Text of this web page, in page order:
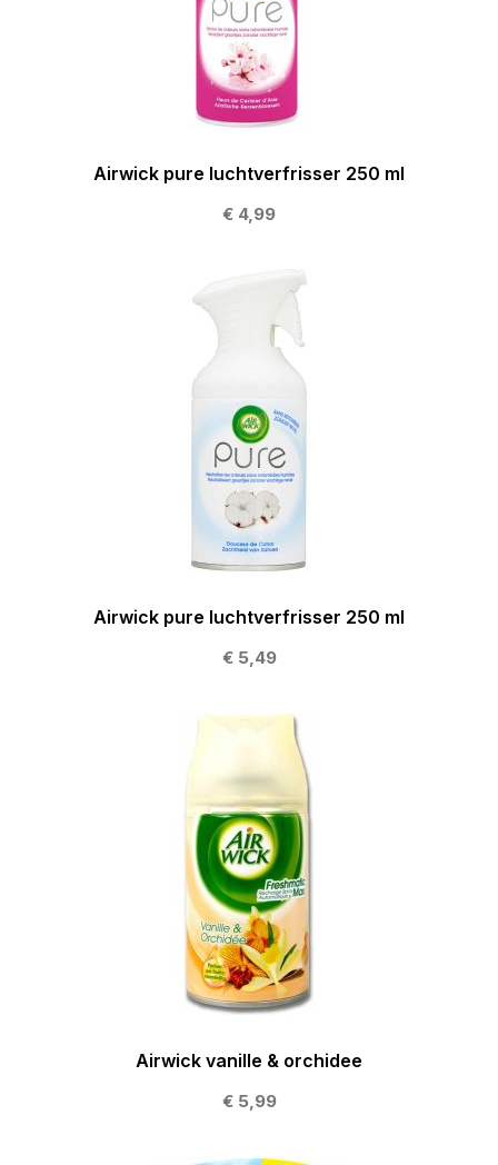
Airwick pure luchtverfrisser 250 ml
€ 4,99
Airwick pure luchtverfrisser 250 ml
€ 5,49
Airwick vanille & orchidee
€ 5,99